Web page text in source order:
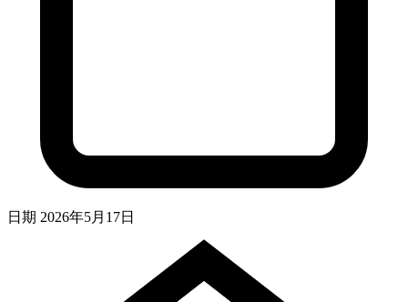
日期 2026年5月17日